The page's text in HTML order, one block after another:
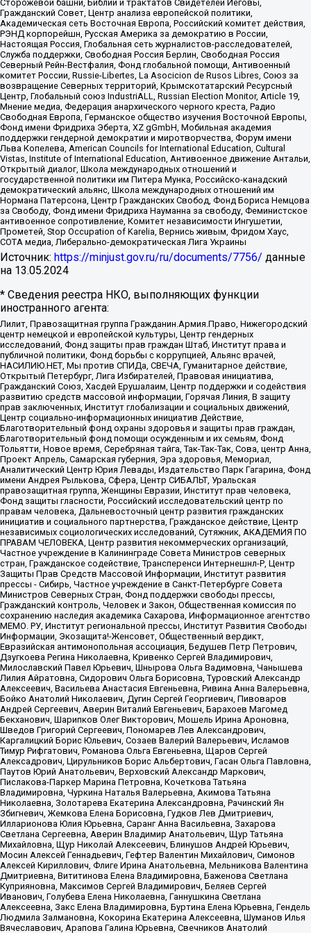
Сторожевой башни, Библии и трактатов Свидетелей Иеговы,
Гражданский Совет, Центр анализа европейской политики,
Академическая сеть Восточная Европа, Российский комитет действия,
РЭНД корпорейшн, Русская Америка за демократию в России,
Настоящая Россия, Глобальная сеть журналистов-расследователей,
Служба поддержки, Свободная Россия Берлин, Свободная Россия
Северный Рейн-Вестфалия, Фонд глобальной помощи, Антивоенный
комитет России, Russie-Libertes, La Asocicion de Rusos Libres, Союз за
возвращение Северных территорий, Крымскотатарский Ресурсный
Центр, Глобальный союз IndustriALL, Russian Election Monitor, Article 19,
Мнение медиа, Федерация анархического черного креста, Радио
Свободная Европа, Германское общество изучения Восточной Европы,
Фонд имени Фридриха Эберта, XZ gGmbH, Мобильная академия
поддержки гендерной демократии и миротворчества, Форум имени
Льва Копелева, American Councils for International Education, Cultural
Vistas, Institute of International Education, Антивоенное движение Антальи,
Открытый диалог, Школа международных отношений и
государственной политики им Питера Мунка, Российско-канадский
демократический альянс, Школа международных отношений им
Нормана Патерсона, Центр Гражданских Свобод, Фонд Бориса Немцова
за Свободу, Фонд имени Фридриха Науманна за свободу, Феминистское
антивоенное сопротивление, Комитет независимости Ингушетии,
Прометей, Stop Occupation of Karelia, Вернись живым, Фридом Хаус,
СОТА медиа, Либерально-демократическая Лига Украины
Источник: https://minjust.gov.ru/ru/documents/7756/ данные
на 13.05.2024
* Сведения реестра НКО, выполняющих функции
иностранного агента:
Лилит, Правозащитная группа Гражданин.Армия.Право, Нижегородский
центр немецкой и европейской культуры, Центр гендерных
исследований, Фонд защиты прав граждан Штаб, Институт права и
публичной политики, Фонд борьбы с коррупцией, Альянс врачей,
НАСИЛИЮ.НЕТ, Мы против СПИДа, СВЕЧА, Гуманитарное действие,
Открытый Петербург, Лига Избирателей, Правовая инициатива,
Гражданский Союз, Хасдей Ерушалаим, Центр поддержки и содействия
развитию средств массовой информации, Горячая Линия, В защиту
прав заключенных, Институт глобализации и социальных движений,
Центр социально-информационных инициатив Действие,
Благотворительный фонд охраны здоровья и защиты прав граждан,
Благотворительный фонд помощи осужденным и их семьям, Фонд
Тольятти, Новое время, Серебряная тайга, Так-Так-Так, Сова, центр Анна,
Проект Апрель, Самарская губерния, Эра здоровья, Мемориал,
Аналитический Центр Юрия Левады, Издательство Парк Гагарина, Фонд
имени Андрея Рылькова, Сфера, Центр СИБАЛЬТ, Уральская
правозащитная группа, Женщины Евразии, Институт прав человека,
Фонд защиты гласности, Российский исследовательский центр по
правам человека, Дальневосточный центр развития гражданских
инициатив и социального партнерства, Гражданское действие, Центр
независимых социологических исследований, Сутяжник, АКАДЕМИЯ ПО
ПРАВАМ ЧЕЛОВЕКА, Центр развития некоммерческих организаций,
Частное учреждение в Калининграде Совета Министров северных
стран, Гражданское содействие, Трансперенси Интернешнл-Р, Центр
Защиты Прав Средств Массовой Информации, Институт развития
прессы - Сибирь, Частное учреждение в Санкт-Петербурге Совета
Министров Северных Стран, Фонд поддержки свободы прессы,
Гражданский контроль, Человек и Закон, Общественная комиссия по
сохранению наследия академика Сахарова, Информационное агентство
МЕМО. РУ, Институт региональной прессы, Институт Развития Свободы
Информации, Экозащита!-Женсовет, Общественный вердикт,
Евразийская антимонопольная ассоциация, Бедушев Петр Петрович,
Дзугкоева Регина Николаевна, Кривенко Сергей Владимирович,
Милославский Павел Юрьевич, Шнырова Ольга Вадимовна, Чанышева
Лилия Айратовна, Сидорович Ольга Борисовна, Туровский Александр
Алексеевич, Васильева Анастасия Евгеньевна, Ривина Анна Валерьевна,
Бойко Анатолий Николаевич, Дугин Сергей Георгиевич, Пивоваров
Андрей Сергеевич, Аверин Виталий Евгеньевич, Барахоев Магомед
Бекханович, Шарипков Олег Викторович, Мошель Ирина Ароновна,
Шведов Григорий Сергеевич, Пономарев Лев Александрович,
Каргалицкий Борис Юльевич, Созаев Валерий Валерьевич, Исламов
Тимур Рифгатович, Романова Ольга Евгеньевна, Щаров Сергей
Алексадрович, Цирульников Борис Альбертович, Гасан Ольга Павловна,
Паутов Юрий Анатольевич, Верховский Александр Маркович,
Пислакова-Паркер Марина Петровна, Кочеткова Татьяна
Владимировна, Чуркина Наталья Валерьевна, Акимова Татьяна
Николаевна, Золотарева Екатерина Александровна, Рачинский Ян
Збигневич, Жемкова Елена Борисовна, Гудков Лев Дмитриевич,
Илларионова Юлия Юрьевна, Саранг Анна Васильевна, Захарова
Светлана Сергеевна, Аверин Владимир Анатольевич, Щур Татьяна
Михайловна, Щур Николай Алексеевич, Блинушов Андрей Юрьевич,
Мосин Алексей Геннадьевич, Гефтер Валентин Михайлович, Симонов
Алексей Кириллович, Флиге Ирина Анатольевна, Мельникова Валентина
Дмитриевна, Вититинова Елена Владимировна, Баженова Светлана
Куприяновна, Максимов Сергей Владимирович, Беляев Сергей
Иванович, Голубева Елена Николаевна, Ганнушкина Светлана
Алексеевна, Закс Елена Владимировна, Буртина Елена Юрьевна, Гендель
Людмила Залмановна, Кокорина Екатерина Алексеевна, Шуманов Илья
Вячеславович, Арапова Галина Юрьевна, Свечников Анатолий